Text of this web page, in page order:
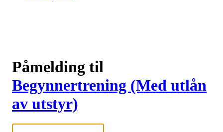
Påmelding til
Begynnertrening (Med utlån
av utstyr)